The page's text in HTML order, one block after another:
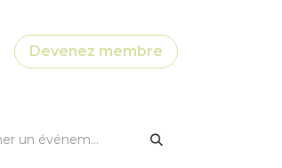
Devenez membre